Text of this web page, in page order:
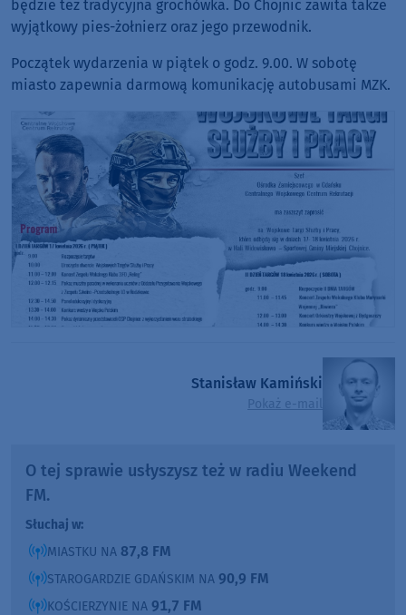
będzie też tradycyjna grochówka. Do Chojnic zawita także
wyjątkowy pies-żołnierz oraz jego przewodnik.
Początek wydarzenia w piątek o godz. 9.00. W sobotę
miasto zapewnia darmową komunikację autobusami MZK.
Stanisław Kamiński
Pokaż e-mail
O tej sprawie usłyszysz też w radiu Weekend
FM.
Słuchaj w:
MIASTKU NA 87,8 FM
STAROGARDZIE GDAŃSKIM NA 90,9 FM
KOŚCIERZYNIE NA 91,7 FM